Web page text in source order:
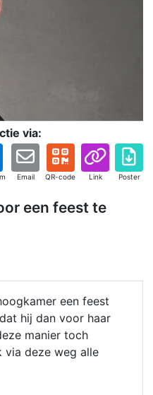
via:
Email QR-code Link Poster
een feest te
een feest
hij dan voor haar
manier toch
via deze weg alle